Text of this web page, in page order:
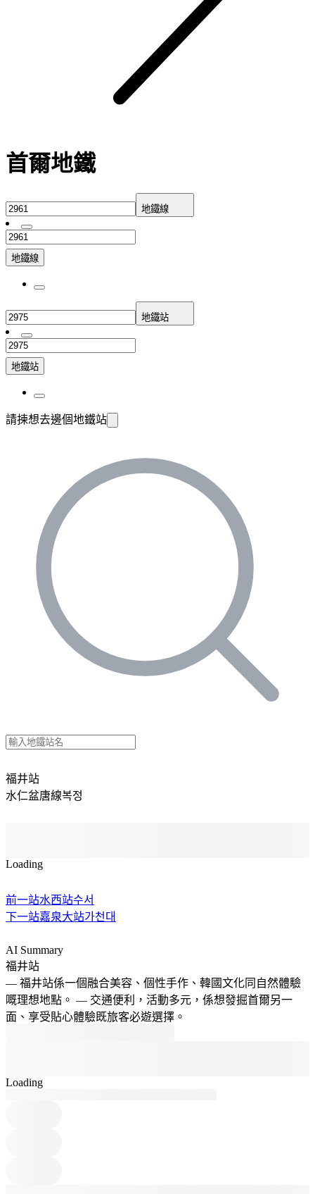
首爾地鐵
地鐵線
地鐵線
地鐵站
地鐵站
請揀想去邊個地鐵站
福井站
水仁盆唐線복정
Loading
前一站水西站수서
下一站嘉泉大站가천대
AI Summary
福井站
— 福井站係一個融合美容、個性手作、韓國文化同自然體驗
嘅理想地點。 — 交通便利，活動多元，係想發掘首爾另一
面、享受貼心體驗既旅客必遊選擇。
Loading